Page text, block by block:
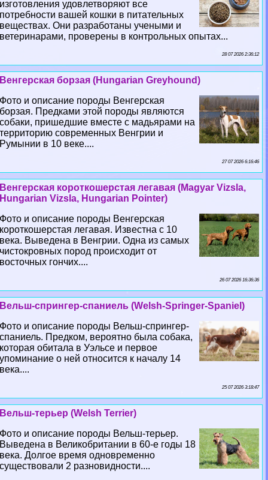
изготовления удовлетворяют все
потребности вашей кошки в питательных
веществах. Они разработаны учеными и
ветеринарами, проверены в контрольных опытах...
28 07 2026 2:36:12
Венгерская борзая (Hungarian Greyhound)
Фото и описание породы Венгерская
борзая. Предками этой породы являются
собаки, пришедшие вместе с мадьярами на
территорию современных Венгрии и
Румынии в 10 веке....
27 07 2026 6:16:46
Венгерская короткошерстая легавая (Magyar Vizsla,
Hungarian Vizsla, Hungarian Pointer)
Фото и описание породы Венгерская
короткошерстая легавая. Известна с 10
века. Выведена в Венгрии. Одна из самых
чистокровных пород происходит от
восточных гончих....
26 07 2026 16:36:36
Вельш-спрингер-спаниель (Welsh-Springer-Spaniel)
Фото и описание породы Вельш-спрингер-
спаниель. Предком, вероятно была собака,
которая обитала в Уэльсе и первое
упоминание о ней относится к началу 14
века....
25 07 2026 3:18:47
Вельш-терьер (Welsh Terrier)
Фото и описание породы Вельш-терьер.
Выведена в Великобритании в 60-е годы 18
века. Долгое время одновременно
существовали 2 разновидности....